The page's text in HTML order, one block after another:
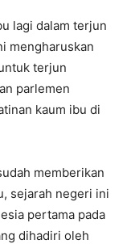
lagi dalam terjun
mengharuskan
terjun
parlemen
kaum ibu di
memberikan
sejarah negeri ini
pertama pada
dihadiri oleh